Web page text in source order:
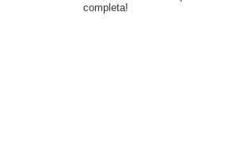
completa!